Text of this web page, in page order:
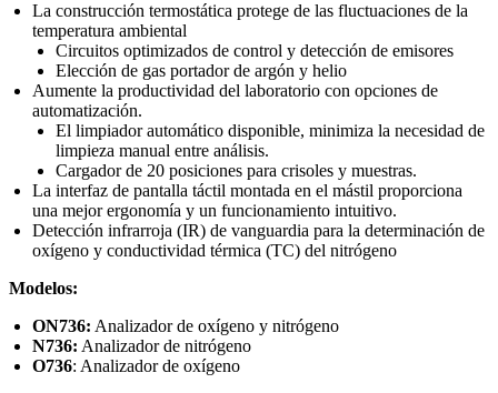
La construcción termostática protege de las fluctuaciones de la
temperatura ambiental
Circuitos optimizados de control y detección de emisores
Elección de gas portador de argón y helio
Aumente la productividad del laboratorio con opciones de
automatización.
El limpiador automático disponible, minimiza la necesidad de
limpieza manual entre análisis.
Cargador de 20 posiciones para crisoles y muestras.
La interfaz de pantalla táctil montada en el mástil proporciona
una mejor ergonomía y un funcionamiento intuitivo.
Detección infrarroja (IR) de vanguardia para la determinación de
oxígeno y conductividad térmica (TC) del nitrógeno
Modelos:
ON736: Analizador de oxígeno y nitrógeno
N736: Analizador de nitrógeno
O736: Analizador de oxígeno